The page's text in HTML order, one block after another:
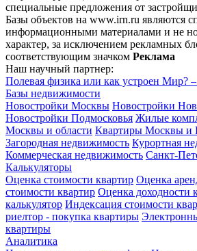
специальные предложения от
Базы объектов на www.irn.ru являются
информационными материалами и не
характер, за исключением рекламных
соответствующим значком Реклама
Наш научный партнер:
Полевая физика или как устроен Мир?
Базы недвижимости
Новостройки Москвы Новостройки
Новостройки Подмосковья Жилые
Москвы и области Квартиры Москвы и
Загородная недвижимость Курортная
Коммерческая недвижимость Санкт-
Калькуляторы
Оценка стоимости квартир Оценка
стоимости квартир Оценка доходности
калькулятор Индексация стоимости
риелтор - покупка квартиры
квартиры
Аналитика